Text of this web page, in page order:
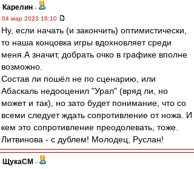
Карелин -
04 мар 2023 16:10
Ну, если начать (и закончить) оптимистически,
то наша концовка игры вдохновляет среди
меня.А значит, добрать очко в графике вполне
возможно.
Состав ли пошёл не по сценарию, или
Абаскаль недооценил "Урал" (вряд ли, но
может и так), но зато будет понимание, что со
всеми следует ждать сопротивление от ножа. И
кем это сопротивление преодолевать, тоже.
Литвинова - с дублем! Молодец, Руслан!
ЩукаСМ -